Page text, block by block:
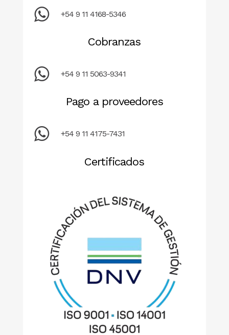
+54 9 11 4168-5346
Cobranzas
+54 9 11 5063-9341
Pago a proveedores
+54 9 11 4175-7431
Certificados